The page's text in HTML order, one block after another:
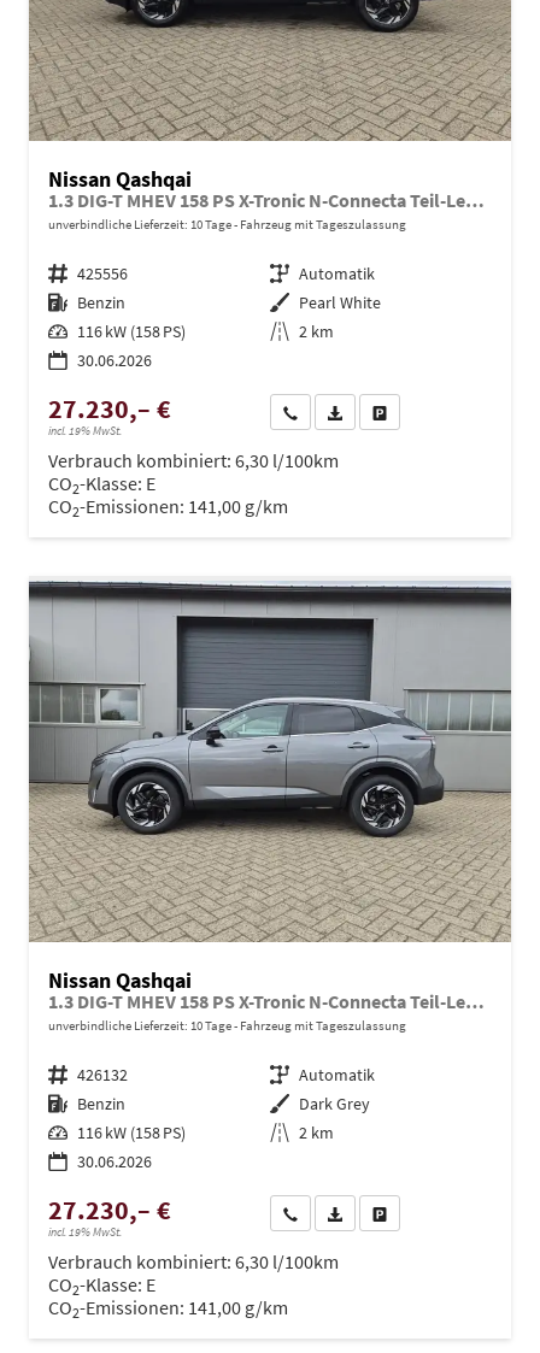
Nissan Qashqai
1.3 DIG-T MHEV 158 PS X-Tronic N-Connecta Teil-Leder PanoGlasdach Klimaautomatik Sitzheizung Lenkradheizung Navi ACC PDC v+h 360°Kamera DAB Bluetooth Touchscreen Apple CarPlay Android Auto 18"LM
unverbindliche Lieferzeit: 10 Tage Fahrzeug mit Tageszulassung
Fahrzeugnr. 425556 Getriebe Automatik
Kraftstoff Benzin Außenfarbe Pearl White
Leistung 116 kW (158 PS) Kilometerstand 2 km
30.06.2026
27.230,– €
incl. 19% MwSt.
Wir rufen Sie anPDF-Datei, Fahrzeugexposé
Verbrauch kombiniert: 6,30 l/100km
CO2-Klasse: E
CO2-Emissionen: 141,00 g/km
Nissan Qashqai
1.3 DIG-T MHEV 158 PS X-Tronic N-Connecta Teil-Leder PanoGlasdach Klimaautomatik Sitzheizung Lenkradheizung Navi ACC PDC v+h 360°Kamera DAB Bluetooth Touchscreen Apple CarPlay Android Auto 18"LM
unverbindliche Lieferzeit: 10 Tage Fahrzeug mit Tageszulassung
Fahrzeugnr. 426132 Getriebe Automatik
Kraftstoff Benzin Außenfarbe Dark Grey
Leistung 116 kW (158 PS) Kilometerstand 2 km
30.06.2026
27.230,– €
incl. 19% MwSt.
Wir rufen Sie anPDF-Datei, Fahrzeugexposé
Verbrauch kombiniert: 6,30 l/100km
CO2-Klasse: E
CO2-Emissionen: 141,00 g/km